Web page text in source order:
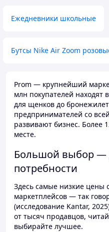
Ежедневники школьные
Бутсы Nike Air Zoom
Prom — крупнейший
млн покупателей находят
для щенков до
предпринимателей со
развивают бизнес. Более
месте.
Большой выбор —
потребности
Здесь самые низкие цены
маркетплейсов — так
(исследование Kantar,
от тысяч продавцов,
выбирайте лучшее.